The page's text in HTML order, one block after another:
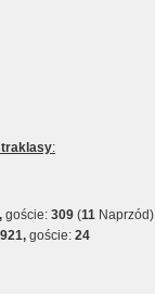
:
goście: 309 (11 Naprzód)
goście: 24